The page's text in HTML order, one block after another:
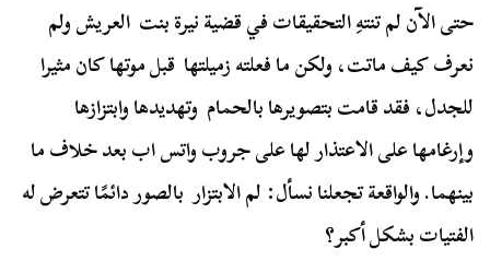
حتى الآن لم تنتهِ التحقيقات في قضية نيرة بنت العريش ولم
نعرف كيف ماتت، ولكن ما فعلته زميلتها قبل موتها كان مثيرا
للجدل، فقد قامت بتصويرها بالحمام وتهديدها وابتزازها
وإرغامها على الاعتذار لها على جروب واتس اب بعد خلاف ما
بينهما. والواقعة تجعلنا نسأل: لم الابتزار بالصور دائمًا تتعرض له
الفتيات بشكل أكبر؟